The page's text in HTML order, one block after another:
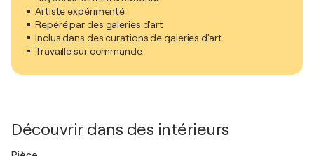
Artiste expérimenté
Repéré par des galeries d'art
Inclus dans des curations de galeries d'art
Travaille sur commande
Découvrir dans des intérieurs